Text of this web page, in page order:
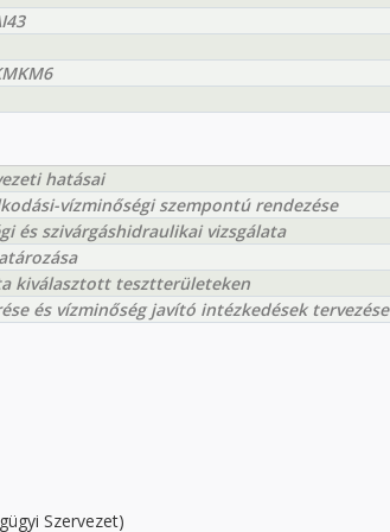
hatásai
vízminőségi szempontú rendezése
és szivárgáshidraulikai vizsgálata
kiválasztott tesztterületeken
és vízminőség javító intézkedések tervezése
Szervezet)